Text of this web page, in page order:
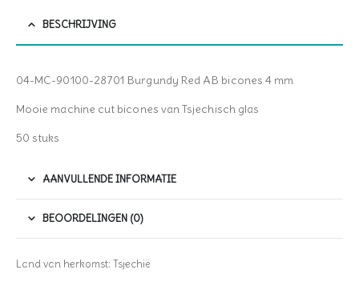
BESCHRIJVING
04-MC-90100-28701 Burgundy Red AB bicones 4 mm
Mooie machine cut bicones van Tsjechisch glas
50 stuks
AANVULLENDE INFORMATIE
BEOORDELINGEN (0)
Land van herkomst: Tsjechië